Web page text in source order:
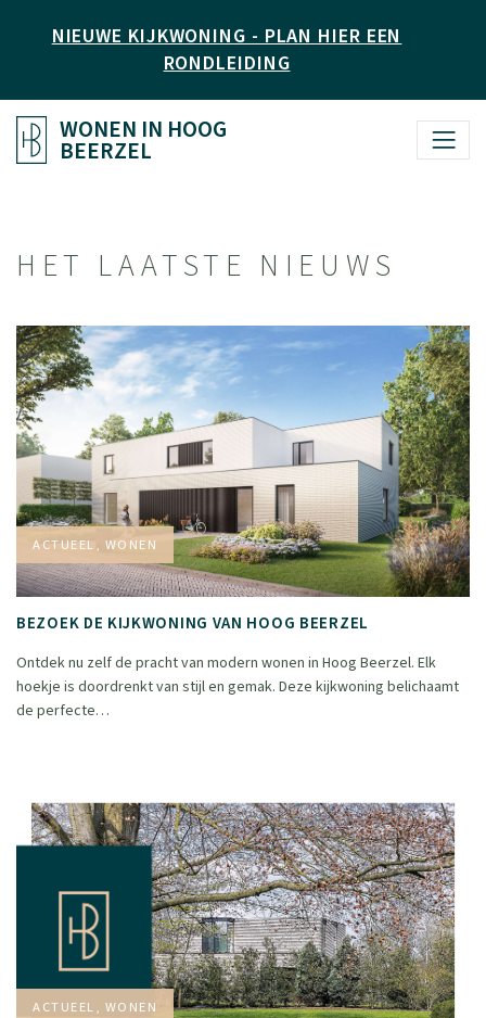
NIEUWE KIJKWONING - PLAN HIER EEN
RONDLEIDING
WONEN IN HOOG
BEERZEL
HET LAATSTE NIEUWS
ACTUEEL, WONEN
BEZOEK DE KIJKWONING VAN HOOG BEERZEL
Ontdek nu zelf de pracht van modern wonen in Hoog Beerzel. Elk
hoekje is doordrenkt van stijl en gemak. Deze kijkwoning belichaamt
de perfecte…
ACTUEEL, WONEN